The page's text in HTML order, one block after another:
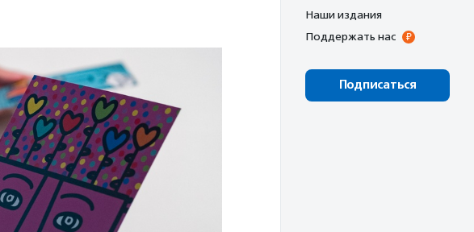
Наши издания
Поддержать нас
Подписаться